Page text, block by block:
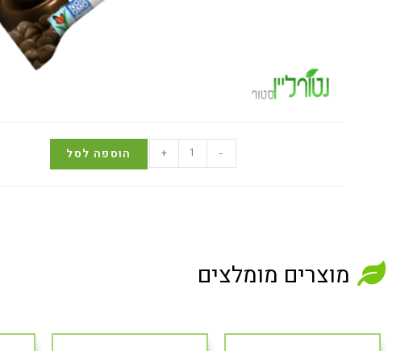
-
+ הוספה לסל
מוצרים מומלצים